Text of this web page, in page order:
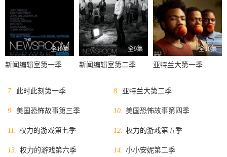
全10集
新闻编辑室第一季
全9集
新闻编辑室第二季
全10集
亚特兰大第一季
7. 此时此刻第一季 8. 亚特兰大第二季
9. 美国恐怖故事第三季 10. 美国恐怖故事第四季
11. 权力的游戏第七季 12. 权力的游戏第五季
13. 权力的游戏第六季 14. 小小安妮第二季